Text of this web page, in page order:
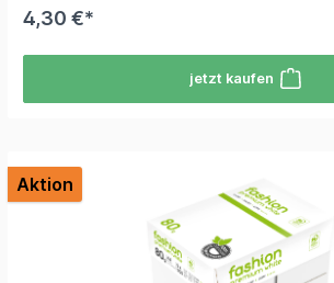
4,30 €*
jetzt kaufen
Aktion